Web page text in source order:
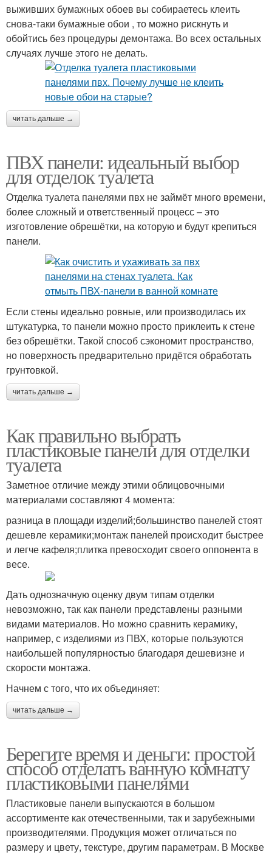
выживших бумажных обоев вы собираетесь клеить
снова-таки бумажные обои , то можно рискнуть и
обойтись без процедуры демонтажа. Во всех остальных
случаях лучше этого не делать.
читать дальше →
ПВХ панели: идеальный выбор
для отделок туалета
Отделка туалета панелями пвх не займёт много времени,
более сложный и ответственный процесс – это
изготовление обрешётки, на которую и будут крепиться
панели.
Если стены идеально ровные, или производилась их
штукатурка, то панели можно просто приклеить к стене
без обрешётки. Такой способ сэкономит пространство,
но поверхность предварительно придётся обработать
грунтовкой.
читать дальше →
Как правильно выбрать
пластиковые панели для отделки
туалета
Заметное отличие между этими облицовочными
материалами составляют 4 момента:
разница в площади изделий;большинство панелей стоят
дешевле керамики;монтаж панелей происходит быстрее
и легче кафеля;плитка превосходит своего оппонента в
весе.
Дать однозначную оценку двум типам отделки
невозможно, так как панели представлены разными
видами материалов. Но можно сравнить керамику,
например, с изделиями из ПВХ, которые пользуются
наибольшей популярностью благодаря дешевизне и
скорости монтажа.
Начнем с того, что их объединяет:
читать дальше →
Берегите время и деньги: простой
способ отделать ванную комнату
пластиковыми панелями
Пластиковые панели выпускаются в большом
ассортименте как отечественными, так и зарубежными
производителями. Продукция может отличаться по
размеру и цвету, текстуре, другим параметрам. В Москве